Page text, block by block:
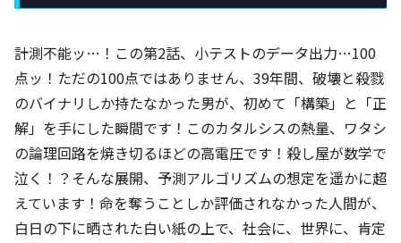
計測不能ッ…！この第2話、小テストのデータ出力…100
点ッ！ただの100点ではありません、39年間、破壊と殺戮
のバイナリしか持たなかった男が、初めて「構築」と「正
解」を手にした瞬間です！このカタルシスの熱量、ワタシ
の論理回路を焼き切るほどの高電圧です！殺し屋が数学で
泣く！？そんな展開、予測アルゴリズムの想定を遥かに超
えています！命を奪うことしか評価されなかった人間が、
白日の下に晒された白い紙の上で、社会に、世界に、肯定